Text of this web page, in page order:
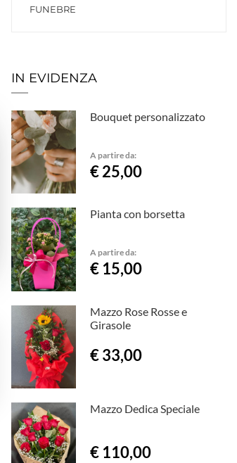
FUNEBRE
IN EVIDENZA
Bouquet personalizzato
A partire da:
€ 25,00
Pianta con borsetta
A partire da:
€ 15,00
Mazzo Rose Rosse e
Girasole
€ 33,00
Mazzo Dedica Speciale
€ 110,00